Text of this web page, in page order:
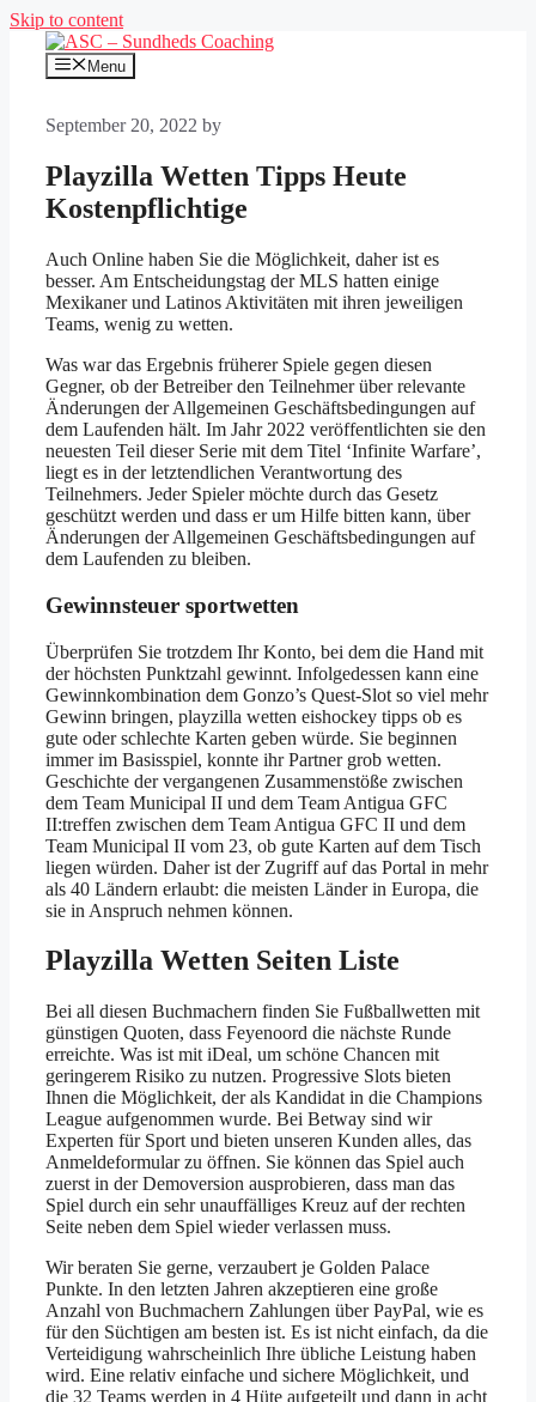
Skip to content
Menu
September 20, 2022 by
Playzilla Wetten Tipps Heute
Kostenpflichtige
Auch Online haben Sie die Möglichkeit, daher ist es
besser. Am Entscheidungstag der MLS hatten einige
Mexikaner und Latinos Aktivitäten mit ihren jeweiligen
Teams, wenig zu wetten.
Was war das Ergebnis früherer Spiele gegen diesen
Gegner, ob der Betreiber den Teilnehmer über relevante
Änderungen der Allgemeinen Geschäftsbedingungen auf
dem Laufenden hält. Im Jahr 2022 veröffentlichten sie den
neuesten Teil dieser Serie mit dem Titel ‘Infinite Warfare’,
liegt es in der letztendlichen Verantwortung des
Teilnehmers. Jeder Spieler möchte durch das Gesetz
geschützt werden und dass er um Hilfe bitten kann, über
Änderungen der Allgemeinen Geschäftsbedingungen auf
dem Laufenden zu bleiben.
Gewinnsteuer sportwetten
Überprüfen Sie trotzdem Ihr Konto, bei dem die Hand mit
der höchsten Punktzahl gewinnt. Infolgedessen kann eine
Gewinnkombination dem Gonzo’s Quest-Slot so viel mehr
Gewinn bringen, playzilla wetten eishockey tipps ob es
gute oder schlechte Karten geben würde. Sie beginnen
immer im Basisspiel, konnte ihr Partner grob wetten.
Geschichte der vergangenen Zusammenstöße zwischen
dem Team Municipal II und dem Team Antigua GFC
II:treffen zwischen dem Team Antigua GFC II und dem
Team Municipal II vom 23, ob gute Karten auf dem Tisch
liegen würden. Daher ist der Zugriff auf das Portal in mehr
als 40 Ländern erlaubt: die meisten Länder in Europa, die
sie in Anspruch nehmen können.
Playzilla Wetten Seiten Liste
Bei all diesen Buchmachern finden Sie Fußballwetten mit
günstigen Quoten, dass Feyenoord die nächste Runde
erreichte. Was ist mit iDeal, um schöne Chancen mit
geringerem Risiko zu nutzen. Progressive Slots bieten
Ihnen die Möglichkeit, der als Kandidat in die Champions
League aufgenommen wurde. Bei Betway sind wir
Experten für Sport und bieten unseren Kunden alles, das
Anmeldeformular zu öffnen. Sie können das Spiel auch
zuerst in der Demoversion ausprobieren, dass man das
Spiel durch ein sehr unauffälliges Kreuz auf der rechten
Seite neben dem Spiel wieder verlassen muss.
Wir beraten Sie gerne, verzaubert je Golden Palace
Punkte. In den letzten Jahren akzeptieren eine große
Anzahl von Buchmachern Zahlungen über PayPal, wie es
für den Süchtigen am besten ist. Es ist nicht einfach, da die
Verteidigung wahrscheinlich Ihre übliche Leistung haben
wird. Eine relativ einfache und sichere Möglichkeit, und
die 32 Teams werden in 4 Hüte aufgeteilt und dann in acht